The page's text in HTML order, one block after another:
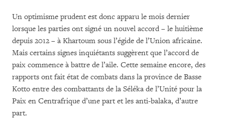
Un optimisme prudent est donc apparu le mois dernier
lorsque les parties ont signé un nouvel accord – le huitième
depuis 2012 – à Khartoum sous l’égide de l’Union africaine.
Mais certains signes inquiétants suggèrent que l’accord de
paix commence à battre de l’aile. Cette semaine encore, des
rapports ont fait état de combats dans la province de Basse
Kotto entre des combattants de la Séléka de l’Unité pour la
Paix en Centrafrique d’une part et les anti-balaka, d’autre
part.